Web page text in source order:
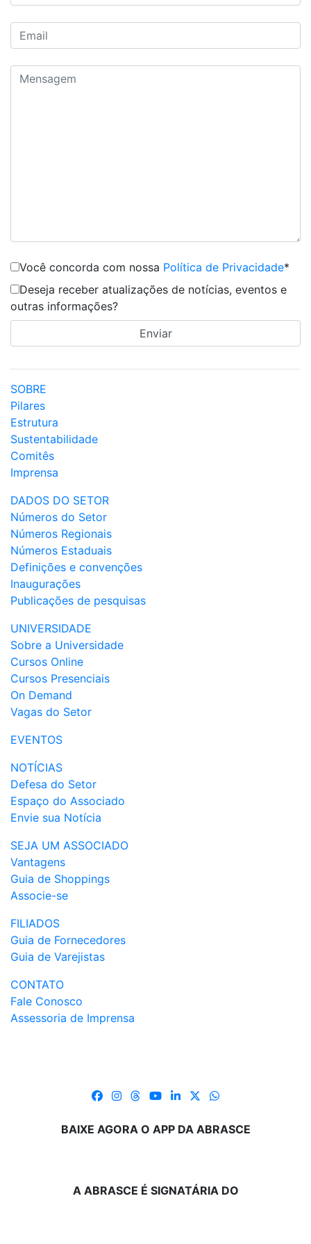
Você concorda com nossa Política de Privacidade*
Deseja receber atualizações de notícias, eventos e
outras informações?
SOBRE
Pilares
Estrutura
Sustentabilidade
Comitês
Imprensa
DADOS DO SETOR
Números do Setor
Números Regionais
Números Estaduais
Definições e convenções
Inaugurações
Publicações de pesquisas
UNIVERSIDADE
Sobre a Universidade
Cursos Online
Cursos Presenciais
On Demand
Vagas do Setor
EVENTOS
NOTÍCIAS
Defesa do Setor
Espaço do Associado
Envie sua Notícia
SEJA UM ASSOCIADO
Vantagens
Guia de Shoppings
Associe-se
FILIADOS
Guia de Fornecedores
Guia de Varejistas
CONTATO
Fale Conosco
Assessoria de Imprensa
BAIXE AGORA O APP DA ABRASCE
A ABRASCE É SIGNATÁRIA DO